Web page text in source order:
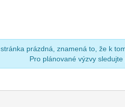
prázdná, znamená to, že k
Pro plánované výzvy sledujte